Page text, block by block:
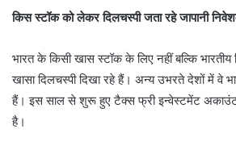
किस स्टॉक को लेकर दिलचस्पी जता रहे जापानी
भारत के किसी खास स्टॉक के लिए नहीं बल्कि
खासा दिलचस्पी दिखा रहे हैं। अन्य उभरते देशों में वे
हैं। इस साल से शुरू हुए टैक्स फ्री इन्वेस्टमेंट
है।